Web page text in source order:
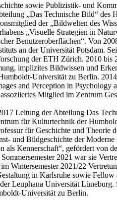
sowie Publizistik- und
„Das Technische Bild“ des
der „Bildwelten des
„Visuelle Strategien in
Benutzeroberflächen“. Von
an der Universität Potsdam.
der ETH Zürich. 2010 bis
implizites Bildwissen und
Universität zu Berlin.
and Perception in Psychology
Mitglied im Zentrum
Leitung der Abteilung Das
für Kulturtechnik der
für Geschichte und Theorie
und Bildgeschichte der
Kennerschaft“, gefördert von
2021 war sie
im Wintersemester 2021/22
in Karlsruhe sowie
Leuphana Universität Lüneburg.
Universität zu Berlin.